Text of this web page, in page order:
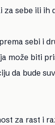
sebe ili ih
sebi i
može biti
da bude
za rast i